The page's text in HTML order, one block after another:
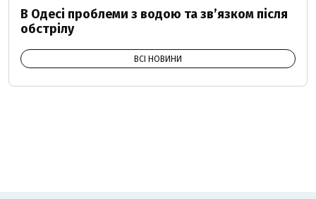
В Одесі проблеми з водою та звʼязком після
обстрілу
ВСІ НОВИНИ